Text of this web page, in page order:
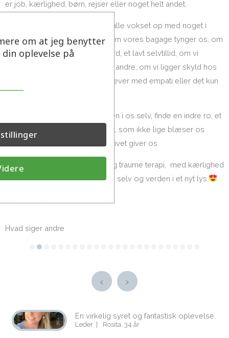
er job, kærlighed, børn, rejser eller noget helt andet.
De indre børn er i os alle, vi er alle vokset op med noget i
bagagen, spørgsmålet er kun om vores bagage tynger os, om
den har givet os et lavt selvværd, et lavt selvtillid, om vi
skammer os over os selv eller andre, om vi ligger skyld hos
os selv eller hos andre, om vi lever med empati eller det kun
Det handler om at finde balancen i os selv, finde en indre ro, et
godt sundt og stabilt fundament, som ikke lige blæser os
omkuld ved de små stormvejr livet giver os.
Det indre barn mødes, i chok og traume terapi, med kærlighed
og omsorg, så man kan se sig selv og verden i et nyt lys.
Hvad siger andre
En virkelig syret og fantastisk oplevelse.
Leder | Rosita, 34 år
‹ ›
om at jeg benytter
oplevelse på